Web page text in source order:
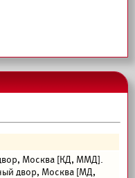
Москва [КД, ММД].
двор, Москва [МД,